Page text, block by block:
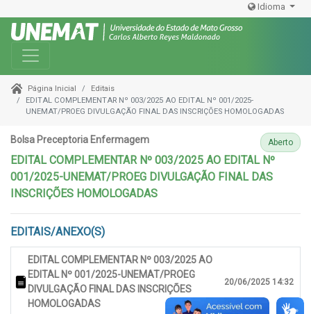
Idioma
Toggle navigation
Página Inicial
Editais
EDITAL COMPLEMENTAR Nº 003/2025 AO EDITAL Nº 001/2025-
UNEMAT/PROEG DIVULGAÇÃO FINAL DAS INSCRIÇÕES HOMOLOGADAS
Bolsa Preceptoria Enfermagem Aberto
EDITAL COMPLEMENTAR Nº 003/2025 AO EDITAL Nº
001/2025-UNEMAT/PROEG DIVULGAÇÃO FINAL DAS
INSCRIÇÕES HOMOLOGADAS
EDITAIS/ANEXO(S)
EDITAL COMPLEMENTAR Nº 003/2025 AO
EDITAL Nº 001/2025-UNEMAT/PROEG
DIVULGAÇÃO FINAL DAS INSCRIÇÕES
HOMOLOGADAS
20/06/2025 14:32